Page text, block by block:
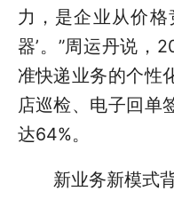
力，是企业从价格
器’。”周运丹说，
准快递业务的个性
店巡检、电子回单
达64%。
新业务新模式背